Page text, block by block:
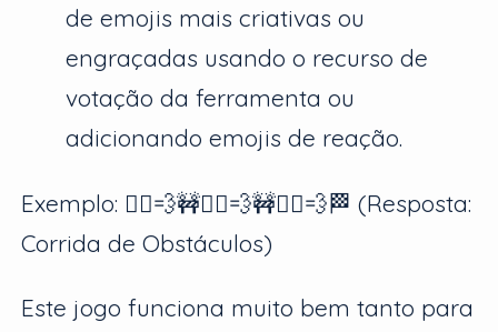
de emojis mais criativas ou
engraçadas usando o recurso de
votação da ferramenta ou
adicionando emojis de reação.
Exemplo: 🏃‍♀️💨🚧🏃‍♀️💨🚧🏃‍♀️💨🏁 (Resposta:
Corrida de Obstáculos)
Este jogo funciona muito bem tanto para